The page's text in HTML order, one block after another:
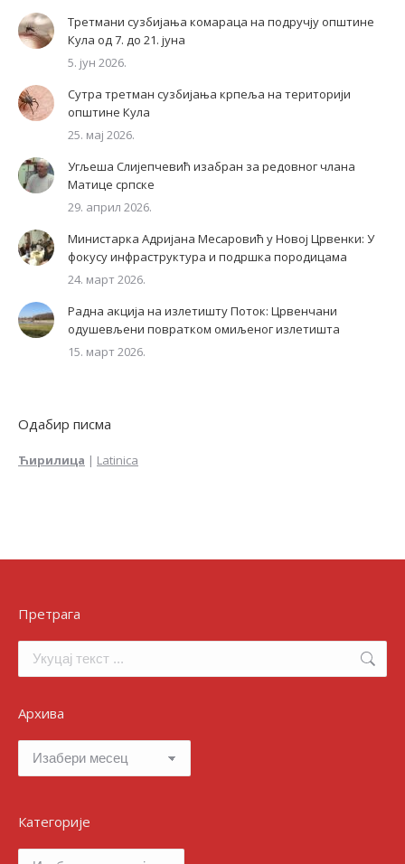
Третмани сузбијања комараца на подручју општине
Кула од 7. до 21. јуна
5. јун 2026.
Сутра третман сузбијања крпеља на територији
општине Кула
25. мај 2026.
Угљеша Слијепчевић изабран за редовног члана
Матице српске
29. април 2026.
Министарка Адријана Месаровић у Новој Црвенки: У
фокусу инфраструктура и подршка породицама
24. март 2026.
Радна акција на излетишту Поток: Црвенчани
одушевљени повратком омиљеног излетишта
15. март 2026.
Одабир писма
Ћирилица | Latinica
Претрага
Архива
Категорије